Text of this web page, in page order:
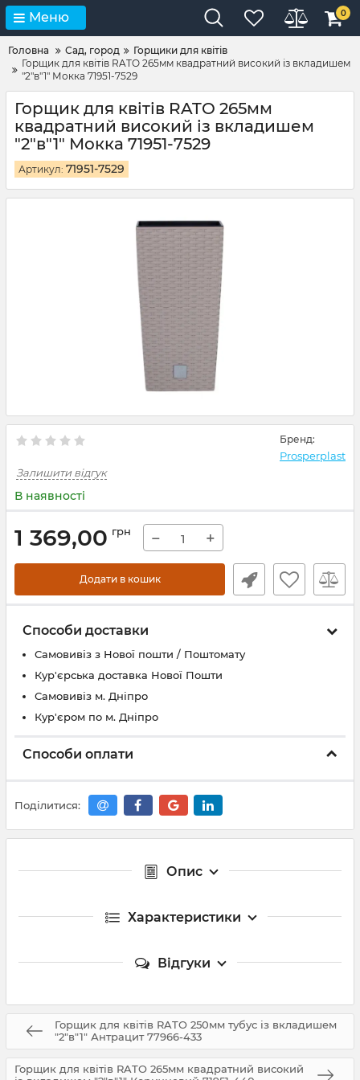
Меню 0
Головна Сад, город
Горщики для квітів
Горщик для квітів RATO 265мм квадратний високий із вкладишем
"2"в"1" Мокка 71951-7529
Горщик для квітів RATO 265мм
квадратний високий із вкладишем
"2"в"1" Мокка 71951-7529
Артикул: 71951-7529
Бренд:
Prosperplast
Залишити відгук
В наявності
1 369,00 грн − +
Додати в кошик
Способи доставки
Самовивіз з Нової пошти / Поштомату
Кур'єрська доставка Нової Пошти
Самовивіз м. Дніпро
Кур'єром по м. Дніпро
Способи оплати
Поділитися:
Опис
Характеристики
Відгуки
Горщик для квітів RATO 250мм тубус із вкладишем
"2"в"1" Антрацит 77966-433
Горщик для квітів RATO 265мм квадратний високий